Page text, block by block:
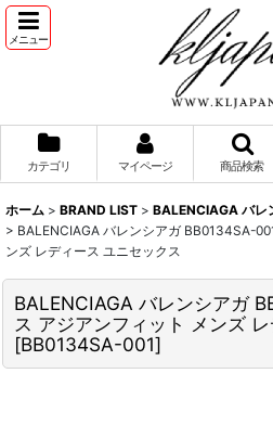
メニュー
カテゴリ マイページ 商品検索
ホーム > BRAND LIST > BALENCIAGA バレ
> BALENCIAGA バレンシアガ BB0134SA-
ンズ レディース ユニセックス
BALENCIAGA バレンシアガ
ス アジアンフィット メンズ
[BB0134SA-001]